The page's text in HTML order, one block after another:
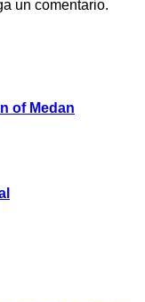
un comentario.
of Medan